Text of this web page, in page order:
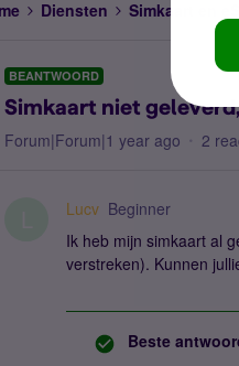
Diensten Simkaart en
BEANTWOORD
Simkaart niet
Forum|Forum|1 year ago 2
Lucv Beginner
Ik heb mijn simkaart al
verstreken). Kunnen
Beste